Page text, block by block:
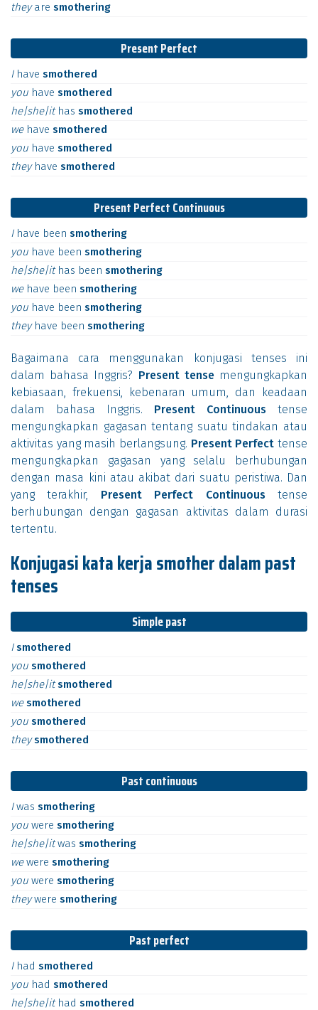
theyare smothering
Present Perfect
I have smothered
you have smothered
he|she|it has smothered
we have smothered
you have smothered
they have smothered
Present Perfect Continuous
I have been smothering
you have been smothering
he|she|it has been smothering
we have been smothering
you have been smothering
they have been smothering
Bagaimana cara menggunakan konjugasi tenses ini
dalam bahasa Inggris? Present tensemengungkapkan
kebiasaan, frekuensi, kebenaran umum, dan keadaan
dalam bahasa Inggris. Present Continuous tense
mengungkapkan gagasan tentang suatu tindakan atau
aktivitas yang masih berlangsung. Present Perfect tense
mengungkapkan gagasan yang selalu berhubungan
dengan masa kini atau akibat dari suatu peristiwa. Dan
yang terakhir, Present Perfect Continuoustense
berhubungan dengan gagasan aktivitas dalam durasi
tertentu.
Konjugasi kata kerja smother dalam past
tenses
Simple past
Ismothered
you smothered
he|she|itsmothered
wesmothered
you smothered
theysmothered
Past continuous
Iwas smothering
you were smothering
he|she|itwas smothering
wewere smothering
you were smothering
theywere smothering
Past perfect
I had smothered
you had smothered
he|she|it had smothered